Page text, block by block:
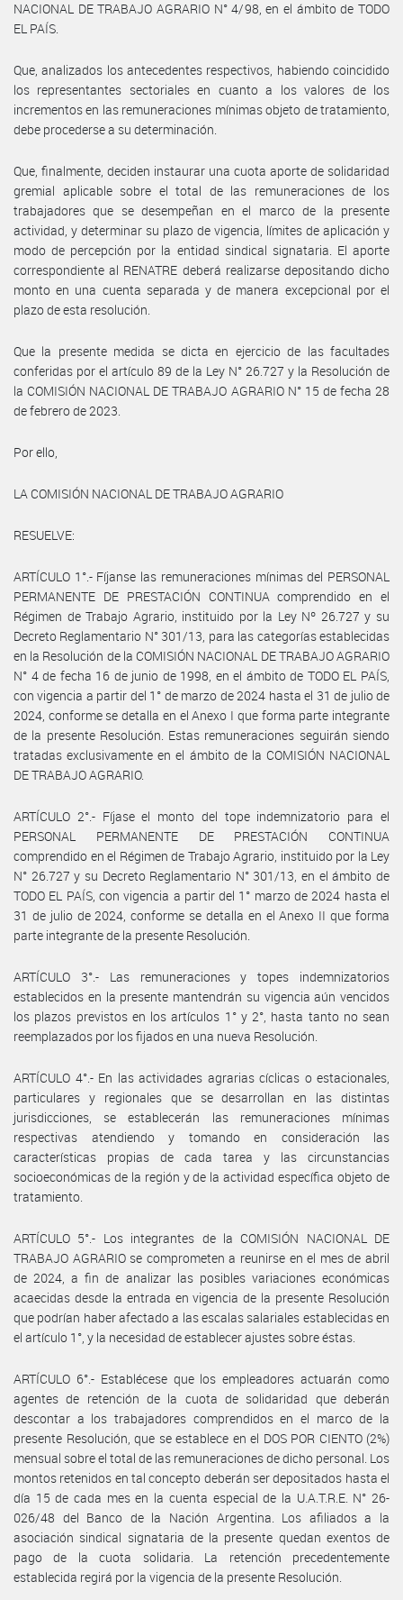
NACIONAL DE TRABAJO AGRARIO N° 4/98, en el ámbito de TODO
EL PAÍS.
Que, analizados los antecedentes respectivos, habiendo coincidido
los representantes sectoriales en cuanto a los valores de los
incrementos en las remuneraciones mínimas objeto de tratamiento,
debe procederse a su determinación.
Que, finalmente, deciden instaurar una cuota aporte de solidaridad
gremial aplicable sobre el total de las remuneraciones de los
trabajadores que se desempeñan en el marco de la presente
actividad, y determinar su plazo de vigencia, límites de aplicación y
modo de percepción por la entidad sindical signataria. El aporte
correspondiente al RENATRE deberá realizarse depositando dicho
monto en una cuenta separada y de manera excepcional por el
plazo de esta resolución.
Que la presente medida se dicta en ejercicio de las facultades
conferidas por el artículo 89 de la Ley N° 26.727 y la Resolución de
la COMISIÓN NACIONAL DE TRABAJO AGRARIO N° 15 de fecha 28
de febrero de 2023.
Por ello,
LA COMISIÓN NACIONAL DE TRABAJO AGRARIO
RESUELVE:
ARTÍCULO 1°.- Fíjanse las remuneraciones mínimas del PERSONAL
PERMANENTE DE PRESTACIÓN CONTINUA comprendido en el
Régimen de Trabajo Agrario, instituido por la Ley Nº 26.727 y su
Decreto Reglamentario N° 301/13, para las categorías establecidas
en la Resolución de la COMISIÓN NACIONAL DE TRABAJO AGRARIO
N° 4 de fecha 16 de junio de 1998, en el ámbito de TODO EL PAÍS,
con vigencia a partir del 1° de marzo de 2024 hasta el 31 de julio de
2024, conforme se detalla en el Anexo I que forma parte integrante
de la presente Resolución. Estas remuneraciones seguirán siendo
tratadas exclusivamente en el ámbito de la COMISIÓN NACIONAL
DE TRABAJO AGRARIO.
ARTÍCULO 2°.- Fíjase el monto del tope indemnizatorio para el
PERSONAL PERMANENTE DE PRESTACIÓN CONTINUA
comprendido en el Régimen de Trabajo Agrario, instituido por la Ley
N° 26.727 y su Decreto Reglamentario N° 301/13, en el ámbito de
TODO EL PAÍS, con vigencia a partir del 1° marzo de 2024 hasta el
31 de julio de 2024, conforme se detalla en el Anexo II que forma
parte integrante de la presente Resolución.
ARTÍCULO 3°.- Las remuneraciones y topes indemnizatorios
establecidos en la presente mantendrán su vigencia aún vencidos
los plazos previstos en los artículos 1° y 2°, hasta tanto no sean
reemplazados por los fijados en una nueva Resolución.
ARTÍCULO 4°.- En las actividades agrarias cíclicas o estacionales,
particulares y regionales que se desarrollan en las distintas
jurisdicciones, se establecerán las remuneraciones mínimas
respectivas atendiendo y tomando en consideración las
características propias de cada tarea y las circunstancias
socioeconómicas de la región y de la actividad específica objeto de
tratamiento.
ARTÍCULO 5°.- Los integrantes de la COMISIÓN NACIONAL DE
TRABAJO AGRARIO se comprometen a reunirse en el mes de abril
de 2024, a fin de analizar las posibles variaciones económicas
acaecidas desde la entrada en vigencia de la presente Resolución
que podrían haber afectado a las escalas salariales establecidas en
el artículo 1°, y la necesidad de establecer ajustes sobre éstas.
ARTÍCULO 6°.- Establécese que los empleadores actuarán como
agentes de retención de la cuota de solidaridad que deberán
descontar a los trabajadores comprendidos en el marco de la
presente Resolución, que se establece en el DOS POR CIENTO (2%)
mensual sobre el total de las remuneraciones de dicho personal. Los
montos retenidos en tal concepto deberán ser depositados hasta el
día 15 de cada mes en la cuenta especial de la U.A.T.R.E. N° 26-
026/48 del Banco de la Nación Argentina. Los afiliados a la
asociación sindical signataria de la presente quedan exentos de
pago de la cuota solidaria. La retención precedentemente
establecida regirá por la vigencia de la presente Resolución.